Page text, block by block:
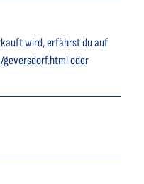
wird, erfährst du auf
oder